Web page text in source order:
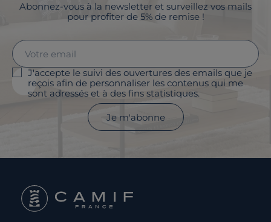
Abonnez-vous à la newsletter et surveillez vos mails
pour profiter de 5% de remise !
J'accepte le suivi des ouvertures des emails que je
reçois afin de personnaliser les contenus qui me
sont adressés et à des fins statistiques.
Je m'abonne